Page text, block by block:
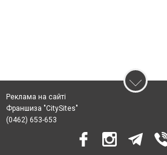
Реклама на сайті
Франшиза "CitySites"
(0462) 653-653